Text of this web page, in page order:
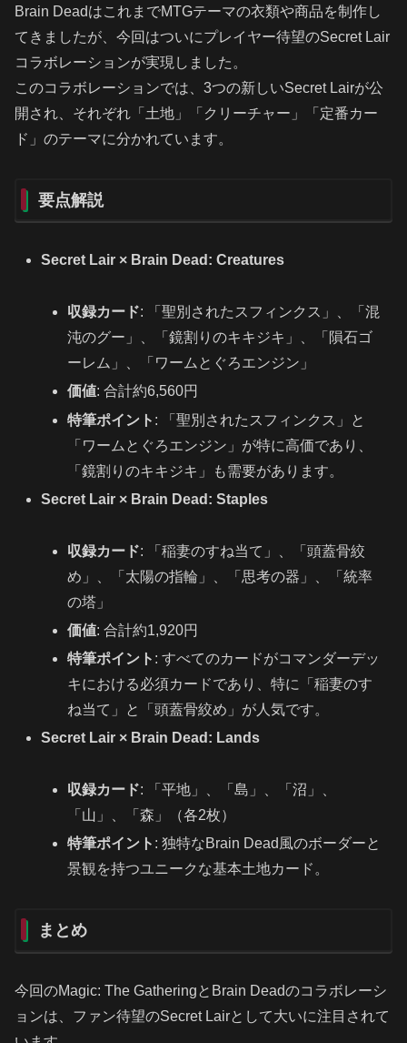
Brain DeadはこれまでMTGテーマの衣類や商品を制作し
てきましたが、今回はついにプレイヤー待望のSecret Lair
コラボレーションが実現しました。
このコラボレーションでは、3つの新しいSecret Lairが公
開され、それぞれ「土地」「クリーチャー」「定番カー
ド」のテーマに分かれています。
要点解説
Secret Lair × Brain Dead: Creatures
収録カード: 「聖別されたスフィンクス」、「混
沌のグー」、「鏡割りのキキジキ」、「隕石ゴ
ーレム」、「ワームとぐろエンジン」
価値: 合計約6,560円
特筆ポイント : 「聖別されたスフィンクス」と
「ワームとぐろエンジン」が特に高価であり、
「鏡割りのキキジキ」も需要があります。
Secret Lair × Brain Dead: Staples
収録カード: 「稲妻のすね当て」、「頭蓋骨絞
め」、「太陽の指輪」、「思考の器」、「統率
の塔」
価値: 合計約1,920円
特筆ポイント : すべてのカードがコマンダーデッ
キにおける必須カードであり、特に「稲妻のす
ね当て」と「頭蓋骨絞め」が人気です。
Secret Lair × Brain Dead: Lands
収録カード: 「平地」、「島」、「沼」、
「山」、「森」（各2枚）
特筆ポイント : 独特なBrain Dead風のボーダーと
景観を持つユニークな基本土地カード。
まとめ
今回のMagic: The GatheringとBrain Deadのコラボレーシ
ョンは、ファン待望のSecret Lairとして大いに注目されて